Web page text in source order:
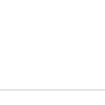
coordonat de